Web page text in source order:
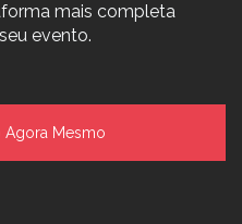
mais completa
evento.
Agora Mesmo